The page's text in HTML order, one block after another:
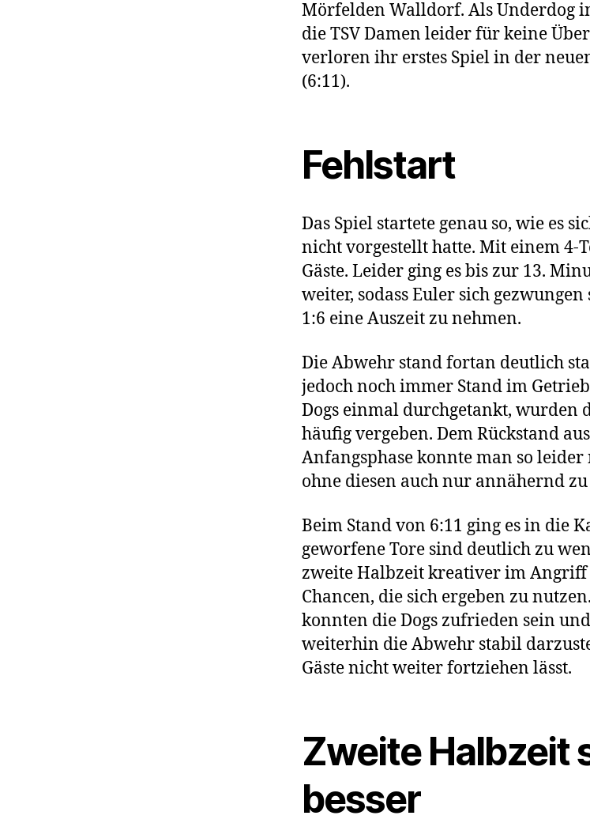
Mörfelden Walldorf. Als Underdog
die TSV Damen leider für keine
verloren ihr erstes Spiel in der
(6:11).
Fehlstart
Das Spiel startete genau so, wie es
nicht vorgestellt hatte. Mit einem 4-
Gäste. Leider ging es bis zur 13.
weiter, sodass Euler sich
1:6 eine Auszeit zu nehmen.
Die Abwehr stand fortan deutlich
jedoch noch immer Stand im
Dogs einmal durchgetankt, wurden
häufig vergeben. Dem Rückstand
Anfangsphase konnte man so
ohne diesen auch nur annähernd
Beim Stand von 6:11 ging es in die
geworfene Tore sind deutlich zu
zweite Halbzeit kreativer im Angriff
Chancen, die sich ergeben zu
konnten die Dogs zufrieden sein
weiterhin die Abwehr stabil
Gäste nicht weiter fortziehen lässt.
Zweite Halbzeit
besser